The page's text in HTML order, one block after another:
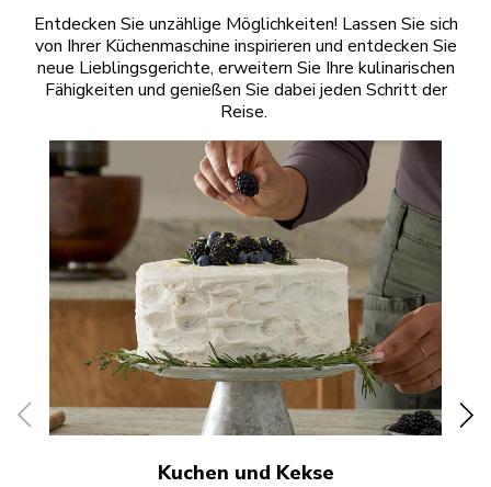
Entdecken Sie unzählige Möglichkeiten! Lassen Sie sich
von Ihrer Küchenmaschine inspirieren und entdecken Sie
neue Lieblingsgerichte, erweitern Sie Ihre kulinarischen
Fähigkeiten und genießen Sie dabei jeden Schritt der
Reise.
Kuchen und Kekse